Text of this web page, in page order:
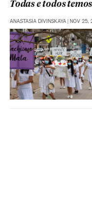
Todas e todos
ANASTASIA DIVINSKAYA NOV 25,